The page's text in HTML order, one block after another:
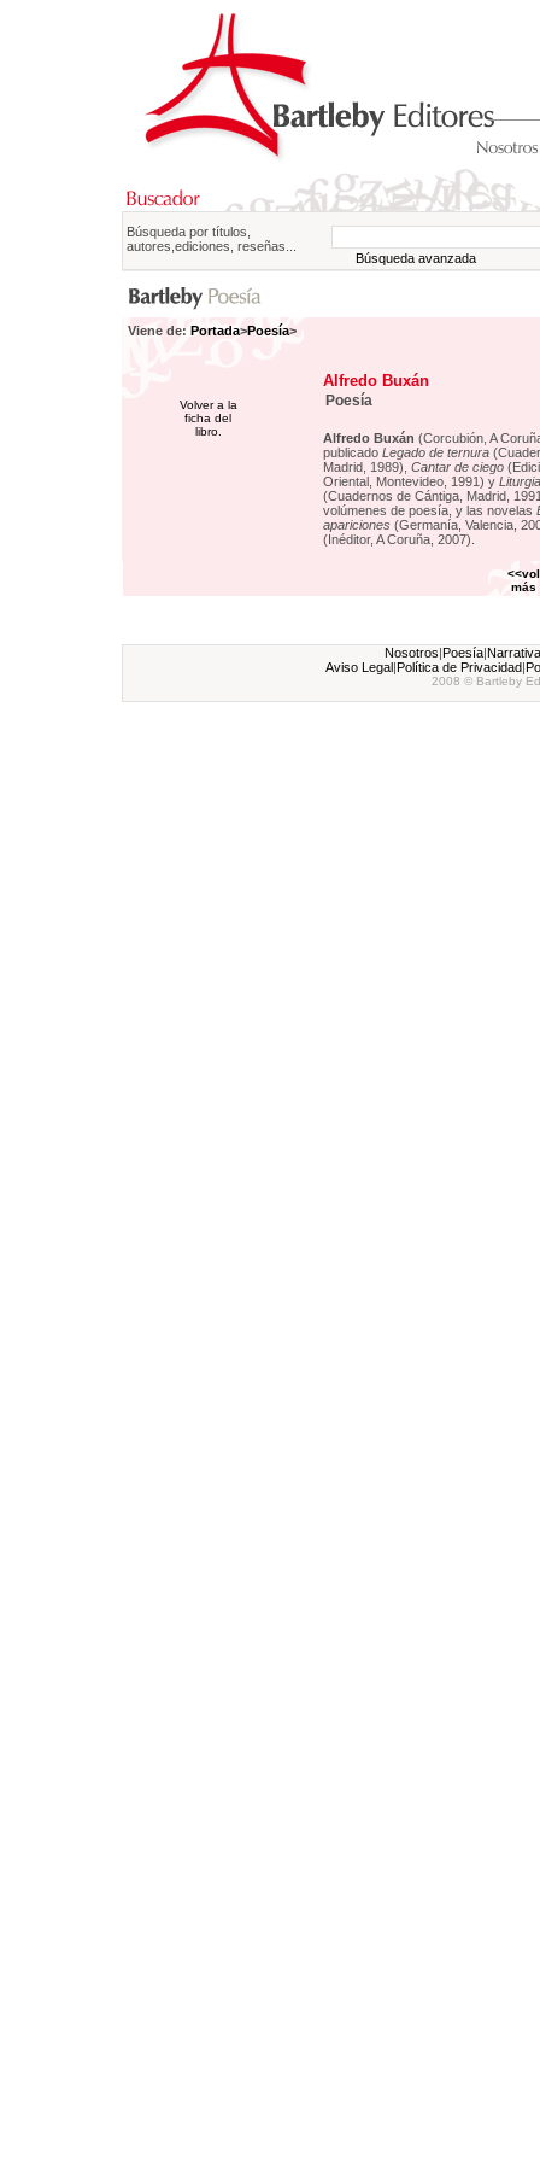
Búsqueda por títulos,
autores,ediciones, reseñas...
Búsqueda avanzada
Viene de: Portada>Poesía>
Alfredo Buxán
Poesía
Alfredo Buxán (Corcubión, A
publicado Legado de ternura
Madrid, 1989), Cantar de ciego
Oriental, Montevideo, 1991) y
(Cuadernos de Cántiga, Madrid,
volúmenes de poesía, y las novelas
apariciones(Germanía, Valencia,
(Inéditor, A Coruña, 2007).
Volver a la
ficha del
libro.
más
Nosotros|Poesía|Narrativa
Aviso Legal|Política de Privacidad|
2008 © Bartleby